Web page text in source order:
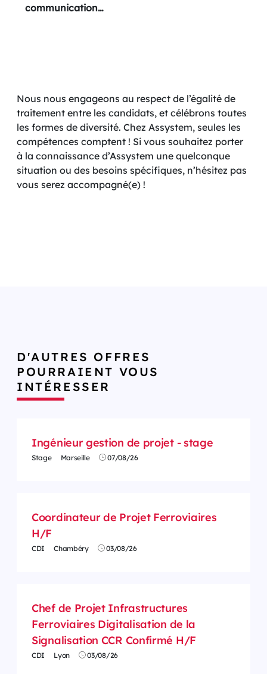
communication…
Nous nous engageons au respect de l’égalité de
traitement entre les candidats, et célébrons toutes
les formes de diversité. Chez Assystem, seules les
compétences comptent ! Si vous souhaitez porter
à la connaissance d’Assystem une quelconque
situation ou des besoins spécifiques, n’hésitez pas
vous serez accompagné(e) !
D'AUTRES OFFRES
POURRAIENT VOUS
INTÉRESSER
Ingénieur gestion de projet - stage
Stage Marseille 07/08/26
Coordinateur de Projet Ferroviaires
H/F
CDI Chambéry 03/08/26
Chef de Projet Infrastructures
Ferroviaires Digitalisation de la
Signalisation CCR Confirmé H/F
CDI Lyon 03/08/26